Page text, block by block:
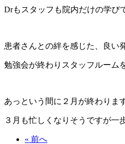
Drもスタッフも院内だけの学び
患者さんとの絆を感じた、良い
勉強会が終わりスタッフルーム
あっという間に２月が終わりま
３月も忙しくなりそうですが一
« 前へ